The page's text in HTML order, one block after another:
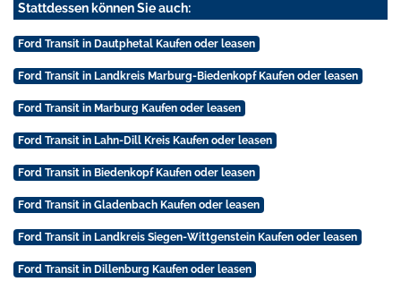
Stattdessen können Sie auch:
Ford Transit in Dautphetal Kaufen oder leasen
Ford Transit in Landkreis Marburg-Biedenkopf Kaufen oder leasen
Ford Transit in Marburg Kaufen oder leasen
Ford Transit in Lahn-Dill Kreis Kaufen oder leasen
Ford Transit in Biedenkopf Kaufen oder leasen
Ford Transit in Gladenbach Kaufen oder leasen
Ford Transit in Landkreis Siegen-Wittgenstein Kaufen oder leasen
Ford Transit in Dillenburg Kaufen oder leasen